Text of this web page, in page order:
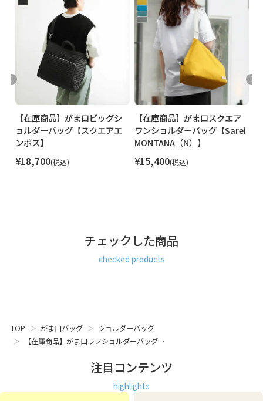
【在庫商品】がま口ビッグシ
ョルダーバッグ【スクエアエ
ンボス】
¥18,700 税込
【在庫商品】がま口スクエア
ワンショルダーバッグ【Sarei
MONTANA（N）】
¥15,400 税込
チェックした商品
checked products
TOP がま口バッグ
ショルダーバッグ
【在庫商品】がま口ラフショルダーバッグ…
注目コンテンツ
highlights